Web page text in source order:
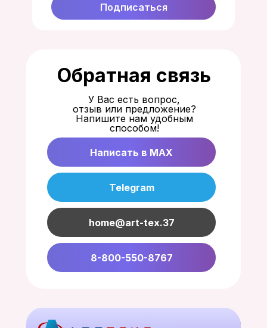
Подписаться
Обратная связь
У Вас есть вопрос,
отзыв или предложение?
Напишите нам удобным
способом!
Написать в MAX
Telegram
home@art-tex.37
8-800-550-8767